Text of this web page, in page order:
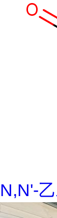
N,N'-